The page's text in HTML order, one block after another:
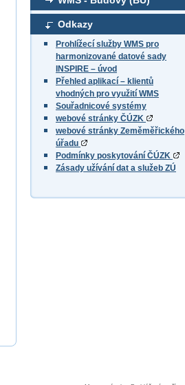
Odkazy
Prohlížecí služby WMS pro
harmonizované datové sady
INSPIRE – úvod
Přehled aplikací – klientů
vhodných pro využití WMS
Souřadnicové systémy
webové stránky ČÚZK
webové stránky Zeměměřického
úřadu
Podmínky poskytování ČÚZK
Zásady užívání dat a služeb ZÚ